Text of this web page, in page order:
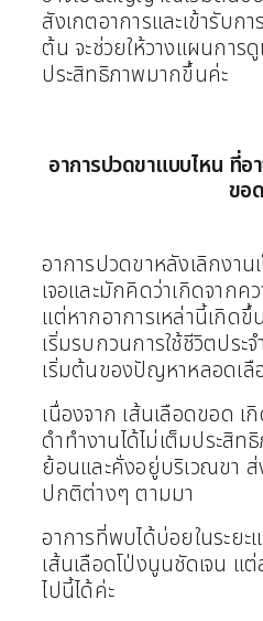
สังเกตอาการและเข้ารับก
ต้น จะช่วยให้วางแผนการ
ประสิทธิภาพมากขึ้นค่ะ
อาการปวดขาแบบไหน ที่อ
ขอด
อาการปวดขาหลังเลิกงา
เจอและมักคิดว่าเกิดจาก
แต่หากอาการเหล่านี้เกิด
เริ่มรบกวนการใช้ชีวิตปร
เริ่มต้นของปัญหาหลอดเลื
เนื่องจาก เส้นเลือดขอด เ
ดำทำงานได้ไม่เต็มประสิท
ย้อนและคั่งอยู่บริเวณขา
ปกติต่างๆ ตามมา
อาการที่พบได้บ่อยในระยะ
เส้นเลือดโป่งนูนชัดเจน แ
ไปนี้ได้ค่ะ